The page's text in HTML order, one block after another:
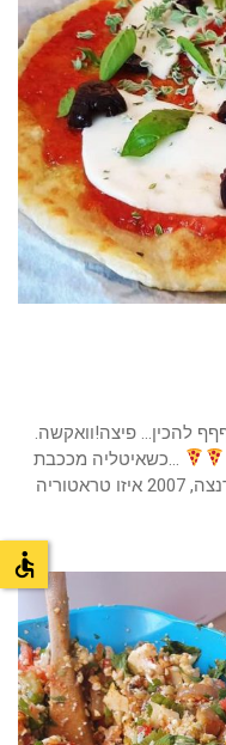
להכין… פיצה!וואקשה.
…כשאיטליה מככבת
אצלי בפיד מהבוקר…מעלה זכרונות מפירנצה, 2007 איזו טראטוריה